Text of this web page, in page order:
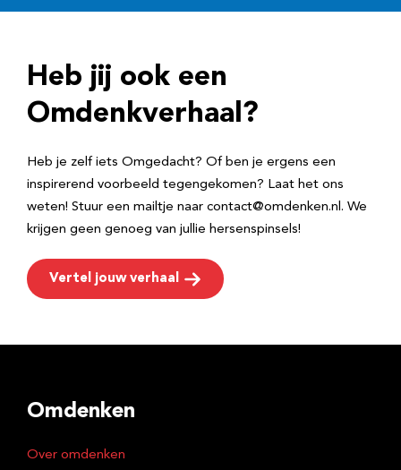
r
e
Heb jij ook een
Omdenkverhaal?
Heb je zelf iets Omgedacht? Of ben je ergens een
inspirerend voorbeeld tegengekomen? Laat het ons
weten! Stuur een mailtje naar contact@omdenken.nl. We
krijgen geen genoeg van jullie hersenspinsels!
Vertel jouw verhaal
Omdenken
Over omdenken